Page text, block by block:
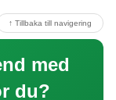
↑ Tillbaka till navigering
med
du?